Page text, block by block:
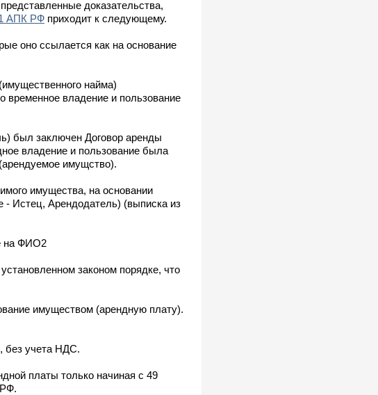
доказательства,
АПК РФ приходит к следующему.
оно ссылается как на основание
найма)
временное владение и пользование
был заключен Договор аренды
владение и пользование была
имущство).
имущества, на основании
- Истец, Арендодатель) (выписка из
на ФИО2
законом порядке, что
имуществом (арендную плату).
без учета НДС.
платы только начиная с 49